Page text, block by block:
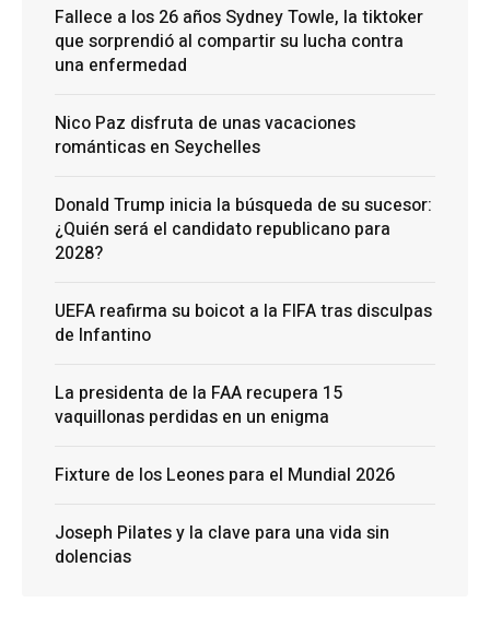
Fallece a los 26 años Sydney Towle, la tiktoker
que sorprendió al compartir su lucha contra
una enfermedad
Nico Paz disfruta de unas vacaciones
románticas en Seychelles
Donald Trump inicia la búsqueda de su sucesor:
¿Quién será el candidato republicano para
2028?
UEFA reafirma su boicot a la FIFA tras disculpas
de Infantino
La presidenta de la FAA recupera 15
vaquillonas perdidas en un enigma
Fixture de los Leones para el Mundial 2026
Joseph Pilates y la clave para una vida sin
dolencias